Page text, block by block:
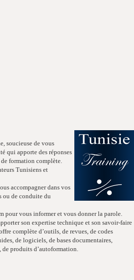
soucieuse de vous
qui apporte des réponses
formation complète.
Tunisiens et
accompagner dans vos
ou de conduite du
pour vous informer et vous donner la parole.
son expertise technique et son savoir-faire
complète d’outils, de revues, de codes
de logiciels, de bases documentaires,
produits d’autoformation.